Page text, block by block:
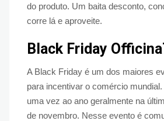
do produto. Um baita desconto,
corre lá e aproveite.
Black Friday
A Black Friday é um dos maiores
para incentivar o comércio
uma vez ao ano geralmente na
de novembro. Nesse evento é